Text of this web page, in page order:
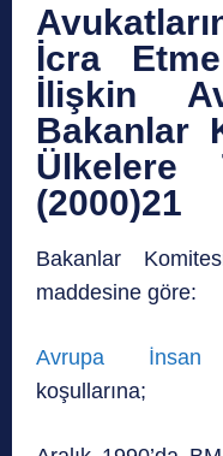
İcra
İlişkin
Bakanlar
Ülkelere
(2000)21
Bakanlar
maddesine göre:
Avrupa İnsan
koşullarına;